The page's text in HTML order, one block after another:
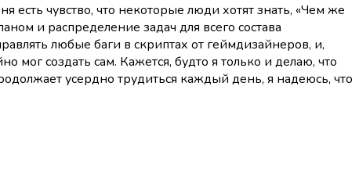
есть чувство, что некоторые люди хотят знать, «Чем же
и распределение задач для всего состава
любые баги в скриптах от геймдизайнеров, и,
мог создать сам. Кажется, будто я только и делаю, что
усердно трудиться каждый день, я надеюсь, что